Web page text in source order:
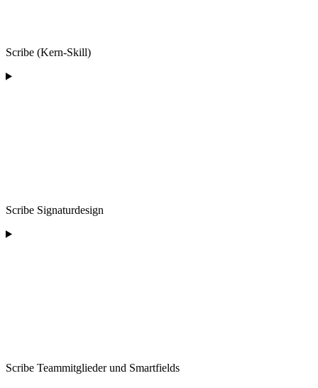
Scribe (Kern-Skill)
Scribe Signaturdesign
Scribe Teammitglieder und Smartfields